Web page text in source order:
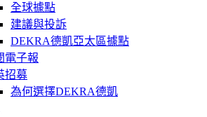
全球據點
建議與投訴
DEKRA德凱亞太區據點
電子報
招募
為何選擇DEKRA德凱